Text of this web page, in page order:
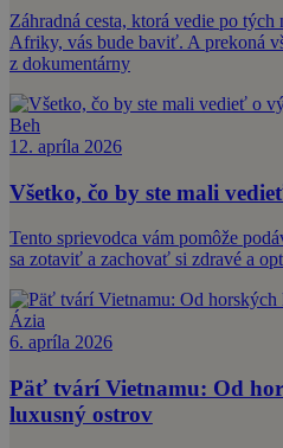
Záhradná cesta, ktorá vedie po
Afriky, vás bude baviť. A prekoná
z dokumentárny
Beh
12. apríla 2026
Všetko, čo by ste mali
Tento sprievodca vám pomôže
sa zotaviť a zachovať si zdravé a
Ázia
6. apríla 2026
Päť tvárí Vietnamu: Od
luxusný ostrov